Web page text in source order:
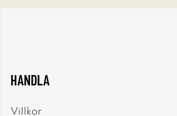
HANDLA
Villkor